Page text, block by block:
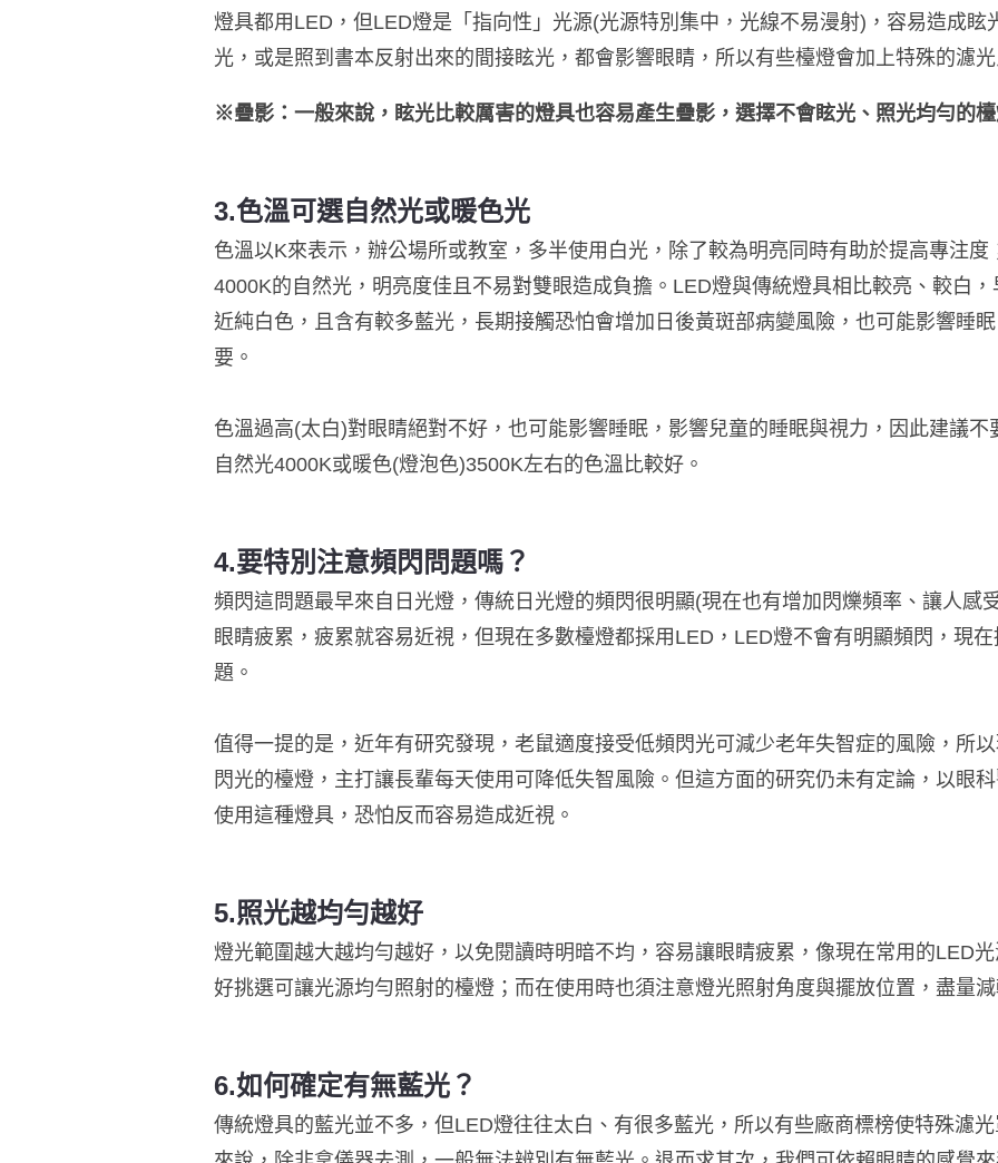
燈具都用LED，但LED燈是「指向性」光源(光源特別集中，光線不易漫射)，容易造成眩
光，或是照到書本反射出來的間接眩光，都會影響眼睛，所以有些檯燈會加上特殊的濾
※疊影：一般來說，眩光比較厲害的燈具也容易產生疊影，選擇不會眩光、照光均勻的
3.色溫可選自然光或暖色光
色溫以K來表示，辦公場所或教室，多半使用白光，除了較為明亮同時有助於提高專注
4000K的自然光，明亮度佳且不易對雙眼造成負擔。 LED燈與傳統燈具相比較亮、較白
近純白色，且含有較多藍光，長期接觸恐怕會增加日後黃斑部病變風險，也可能影響睡
要。
色溫過高(太白)對眼睛絕對不好，也可能影響睡眠，影響兒童的睡眠與視力，因此建議
自然光4000K或暖色(燈泡色)3500K左右的色溫比較好。
4.要特別注意頻閃問題嗎？
頻閃這問題最早來自日光燈，傳統日光燈的頻閃很明顯(現在也有增加閃爍頻率、讓人感
眼睛疲累，疲累就容易近視，但現在多數檯燈都採用LED，LED燈不會有明顯頻閃，現
題。
值得一提的是，近年有研究發現，老鼠適度接受低頻閃光可減少老年失智症的風險，所
閃光的檯燈，主打讓長輩每天使用可降低失智風險。但這方面的研究仍未有定論，以眼
使用這種燈具，恐怕反而容易造成近視。
5.照光越均勻越好
燈光範圍越大越均勻越好，以免閱讀時明暗不均，容易讓眼睛疲累，像現在常用的LED
好挑選可讓光源均勻照射的檯燈；而在使用時也須注意燈光照射角度與擺放位置，盡量
6.如何確定有無藍光？
傳統燈具的藍光並不多，但LED燈往往太白、有很多藍光，所以有些廠商標榜使特殊濾